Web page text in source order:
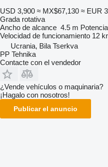
USD 3,900 ≈ MX$67,130 ≈ EUR
Grada rotativa
Ancho de alcance 4.5 m
Velocidad de funcionamiento 12
Ucrania, Bila Tserkva
PP Tehnika
Contacte con el vendedor
¿Vende vehículos o maquinaria?
¡Hagalo con nosotros!
Publicar el anuncio